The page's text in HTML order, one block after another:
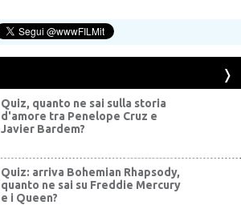
Quiz, quanto ne sai sulla storia
d'amore tra Penelope Cruz e
Javier Bardem?
Quiz: arriva Bohemian Rhapsody,
quanto ne sai su Freddie Mercury
e i Queen?